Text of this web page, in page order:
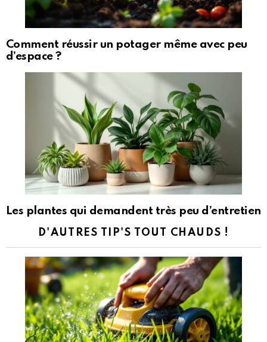
Comment réussir un potager même avec peu
d’espace ?
Les plantes qui demandent très peu d’entretien
D'AUTRES TIP'S TOUT CHAUDS !